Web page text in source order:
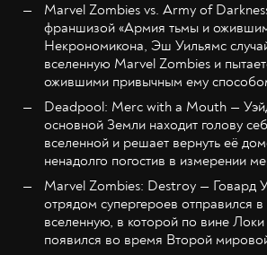
Marvel Zombies vs. Army of
франшизой «Армия тьмы и
Некрономикона, Эш Уильямс
вселенную Marvel Zombies и
ожившими привычным ему
Deadpool: Merc with a Mouth —
основной Земли находит голову
вселенной и решает вернуть её
ненадолго погостив в измерении
Marvel Zombies: Destroy — Говард
отрядом супергероев отправился
вселенную, в которой по вине
появился во время Второй